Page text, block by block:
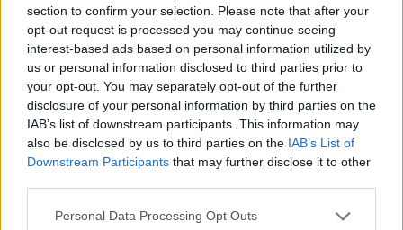
section to confirm your selection. Please note that after your
opt-out request is processed you may continue seeing
interest-based ads based on personal information utilized by
us or personal information disclosed to third parties prior to
your opt-out. You may separately opt-out of the further
disclosure of your personal information by third parties on the
IAB’s list of downstream participants. This information may
also be disclosed by us to third parties on the IAB’s List of
Downstream Participants that may further disclose it to other
Personal Data Processing Opt Outs
Un programma ideato correttamente deve prevedere un
coordinamento delle diverse capacità e richiedere non solo un
allineamento all’interno della propria organizzazione ma deve tenere
conto del panorama delle minacce che è in continua evoluzione”,
aggiunge Zanoni.
Mandiant ha indicato alcuni punti chiave da ricordare quando si
deve sviluppare un programma efficace:
Comprendere ciò che conta di più – È necessario che